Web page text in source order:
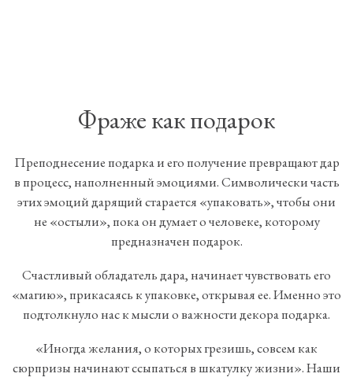
Фраже как подарок
Преподнесение подарка и его получение превращают дар
в процесс, наполненный эмоциями. Символически часть
этих эмоций дарящий старается «упаковать», чтобы они
не «остыли», пока он думает о человеке, которому
предназначен подарок.
Счастливый обладатель дара, начинает чувствовать его
«магию», прикасаясь к упаковке, открывая ее. Именно это
подтолкнуло нас к мысли о важности декора подарка.
«Иногда желания, о которых грезишь, совсем как
сюрпризы начинают ссыпаться в шкатулку жизни». Наши